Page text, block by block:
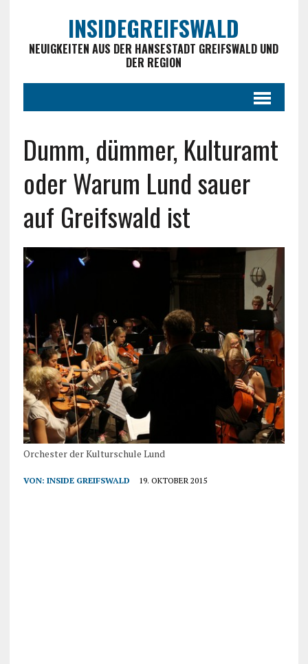
INSIDEGREIFSWALD
NEUIGKEITEN AUS DER HANSESTADT GREIFSWALD UND
DER REGION
Dumm, dümmer, Kulturamt
oder Warum Lund sauer
auf Greifswald ist
Orchester der Kulturschule Lund
VON: INSIDE GREIFSWALD 19. OKTOBER 2015